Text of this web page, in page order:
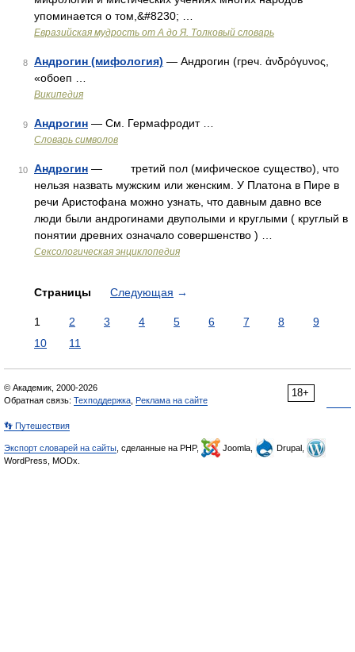
упоминается о том,&#8230; …
Евразийская мудрость от А до Я. Толковый словарь
8 Андрогин (мифология) — Андрогин (греч. ἀνδρόγυνος,
«обоеп …
Википедия
9 Андрогин — См. Гермафродит …
Словарь символов
10 Андрогин — третий пол (мифическое существо), что
нельзя назвать мужским или женским. У Платона в Пире в
речи Аристофана можно узнать, что давным давно все
люди были андрогинами двуполыми и круглыми ( круглый в
понятии древних означало совершенство ) …
Сексологическая энциклопедия
Страницы Следующая →
1 2 3 4 5 6 7 8
9
10
11
18+
© Академик, 2000-2026
Обратная связь: Техподдержка Реклама на сайте
👣 Путешествия
Экспорт словарей на сайты , сделанные на PHP, Joomla,
Drupal,
WordPress, MODx.